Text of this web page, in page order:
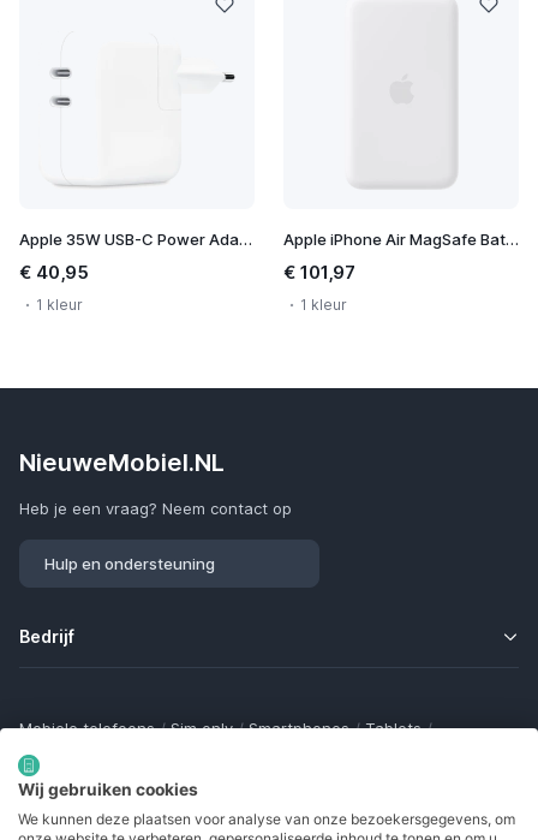
Apple 35W USB-C Power Adapter
€ 40,95
1 kleur
Apple iPhone Air MagSafe Battery
€ 101,97
1 kleur
NieuweMobiel.NL
Heb je een vraag? Neem contact op
Hulp en ondersteuning
Bedrijf
Mobiele telefoons / Sim only / Smartphones / Tablets /
Smartwatches
Bluetooth trackers / Opladers
Samsung Galaxy
Gamingtelefoons / Foldables / Robuuste telefoons /
Wij gebruiken cookies
We kunnen deze plaatsen voor analyse van onze bezoekersgegevens, om